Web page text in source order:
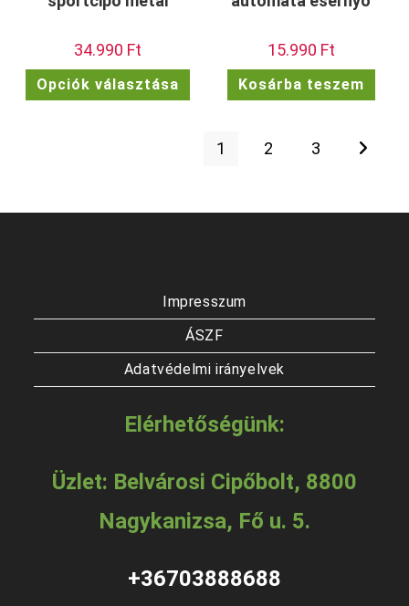
34.990 Ft
Opciók választása
terméknek
ki
15.990 Ft
Kosárba teszem
1 2 3
Impresszum
ÁSZF
Adatvédelmi irányelvek
Elérhetőségünk:
Üzlet: Belvárosi Cipőbolt, 8800
Nagykanizsa, Fő u. 5.
+36703888688